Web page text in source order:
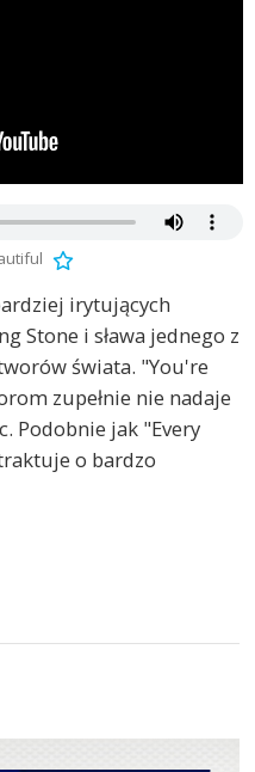
irytujących
Stone i sława jednego z
świata. "You're
zupełnie nie nadaje
Podobnie jak "Every
o bardzo